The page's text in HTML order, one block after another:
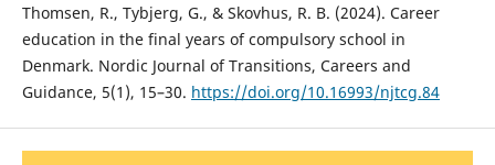
Thomsen, R., Tybjerg, G., & Skovhus, R. B. (2024). Career
education in the final years of compulsory school in
Denmark. Nordic Journal of Transitions, Careers and
Guidance, 5(1), 15–30. https://doi.org/10.16993/njtcg.84